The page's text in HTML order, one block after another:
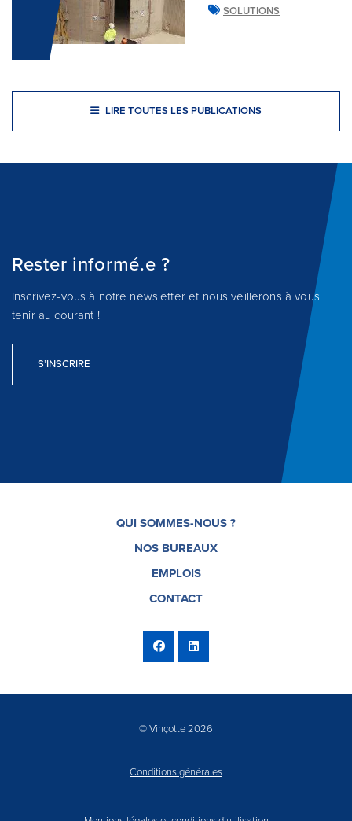
SOLUTIONS
LIRE TOUTES LES PUBLICATIONS
Rester informé.e ?
Inscrivez-vous à notre newsletter et nous veillerons à vous
tenir au courant !
S’INSCRIRE
QUI SOMMES-NOUS ?
NOS BUREAUX
EMPLOIS
CONTACT
© Vinçotte 2026
Conditions générales